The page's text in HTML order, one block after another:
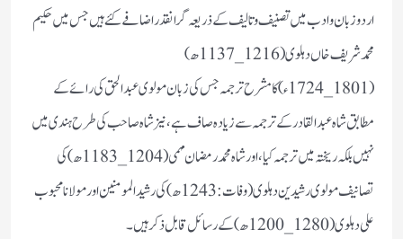
اردو زبان و ادب میں تصنیف و تالیف کے ذریعہ گرانقدر اضافے کئے ہیں جس میں حکیم
محمد شریف خاں دہلوی (1216_1137ھ)
(1801_1724ء) کا مشرح ترجمہ جس کی زبان مولوی عبدالحق کی رائے کے
مطابق شاہ عبدالقادر کے ترجمہ سے زیادہ صاف ہے،نیز شاہ صاحب کی طرح ہندی میں
نہیں بلکہ ریختہ میں ترجمہ کیا ،اور شاہ محمد رمضان مہمی (1204_1183ھ) کی
تصانیف مولوی رشیدین دہلوی (وفات :1243ھ) کی رشید المومنین اور مولانا محبوب
علی دہلوی (1280_1200ھ) کے رسائل قابل ذکر ہیں۔